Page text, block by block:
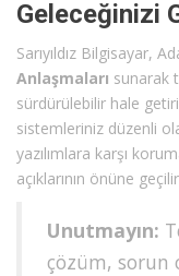
Geleceğinizi
Sarıyıldız Bilgisayar,
Anlaşmaları sunarak
sürdürülebilir hale
sistemleriniz düzenli
yazılımlara karşı
açıklarının önüne
Unutmayın:
çözüm, sorun